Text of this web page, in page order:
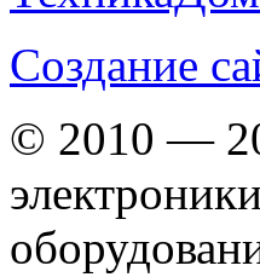
Создание
© 2010 —